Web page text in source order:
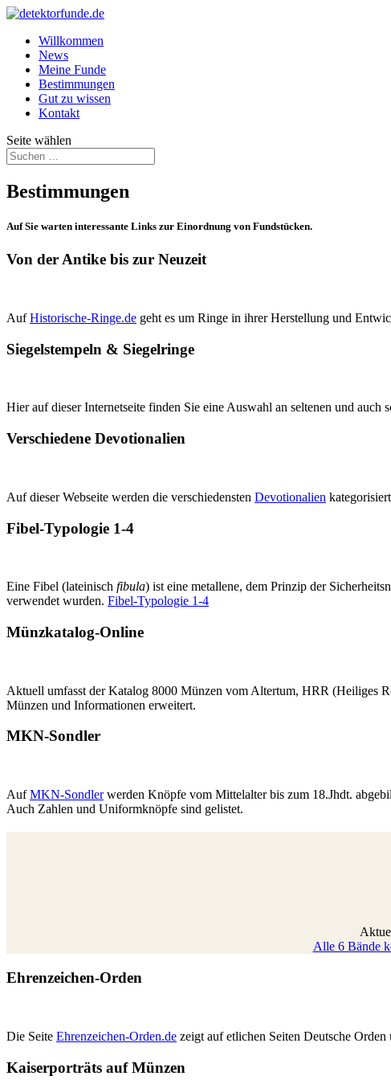
Willkommen
News
Meine Funde
Bestimmungen
Gut zu wissen
Kontakt
Seite wählen
Bestimmungen
Auf Sie warten interessante Links zur Einordnung von Fundstücken.
Von der Antike bis zur Neuzeit
AufHistorische-Ringe.de geht es um Ringe in ihrer Herstellung und
Siegelstempeln & Siegelringe
Hier auf dieser Internetseite finden Sie eine Auswahl an seltenen und auch
Verschiedene Devotionalien
Auf dieser Webseite werden die verschiedensten Devotionalien
Fibel-Typologie 1-4
Eine Fibel (lateinisch fibula) ist eine metallene, dem Prinzip der
verwendet wurden. Fibel-Typologie 1-4
Münzkatalog-Online
Aktuell umfasst der Katalog 8000 Münzen vom Altertum, HRR (Heiliges
Münzen und Informationen erweitert.
MKN-Sondler
AufMKN-Sondlerwerden Knöpfe vom Mittelalter bis zum 18.Jhdt.
Auch Zahlen und Uniformknöpfe sind gelistet.
Alle 6 Bände
Ehrenzeichen-Orden
Die Seite Ehrenzeichen-Orden.de zeigt auf etlichen Seiten Deutsche
Kaiserporträts auf Münzen